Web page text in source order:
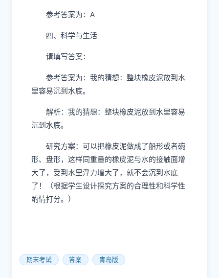
参考答案为：A
四、科学与生活
请填写答案：
参考答案为：我的猜想：整块橡皮泥放到水
里容易沉到水底。
解析：我的猜想：整块橡皮泥放到水里容易
沉到水底。
研究方案：可以把橡皮泥做成了船形或者碗
形、盘形，这样同重量的橡皮泥与水的接触面增
大了，受到水里浮力增大了，就不会沉到水底
了！（根据学生设计探究方案的合理性和科学性
酌情打分。）
期末考试 答案 青岛版